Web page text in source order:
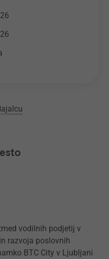
vodilnih podjetij v
razvoja poslovnih
BTC City v Ljubljani